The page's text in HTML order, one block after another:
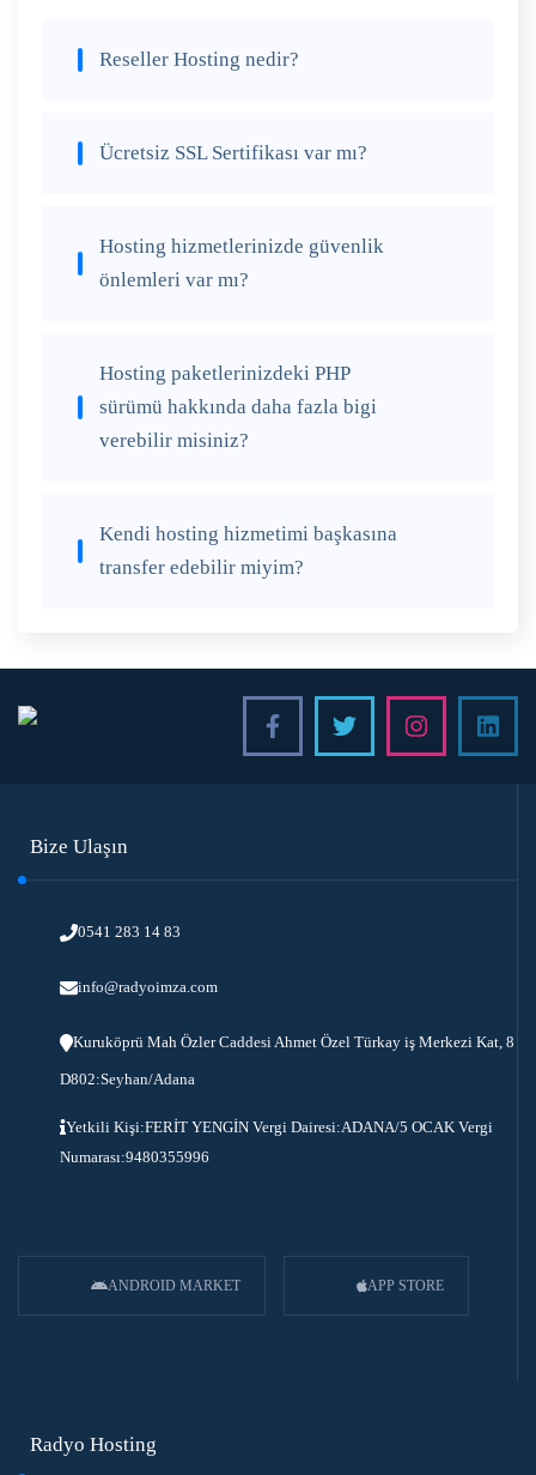
Reseller Hosting nedir?
Ücretsiz SSL Sertifikası var mı?
Hosting hizmetlerinizde güvenlik
önlemleri var mı?
Hosting paketlerinizdeki PHP
sürümü hakkında daha fazla bigi
verebilir misiniz?
Kendi hosting hizmetimi başkasına
transfer edebilir miyim?
Bize Ulaşın
0541 283 14 83
info@radyoimza.com
Kuruköprü Mah Özler Caddesi Ahmet Özel Türkay iş Merkezi Kat, 8
D802:Seyhan/Adana
Yetkili Kişi:FERİT YENGİN Vergi Dairesi:ADANA/5 OCAK Vergi
Numarası:9480355996
ANDROID MARKET APP STORE
Radyo Hosting